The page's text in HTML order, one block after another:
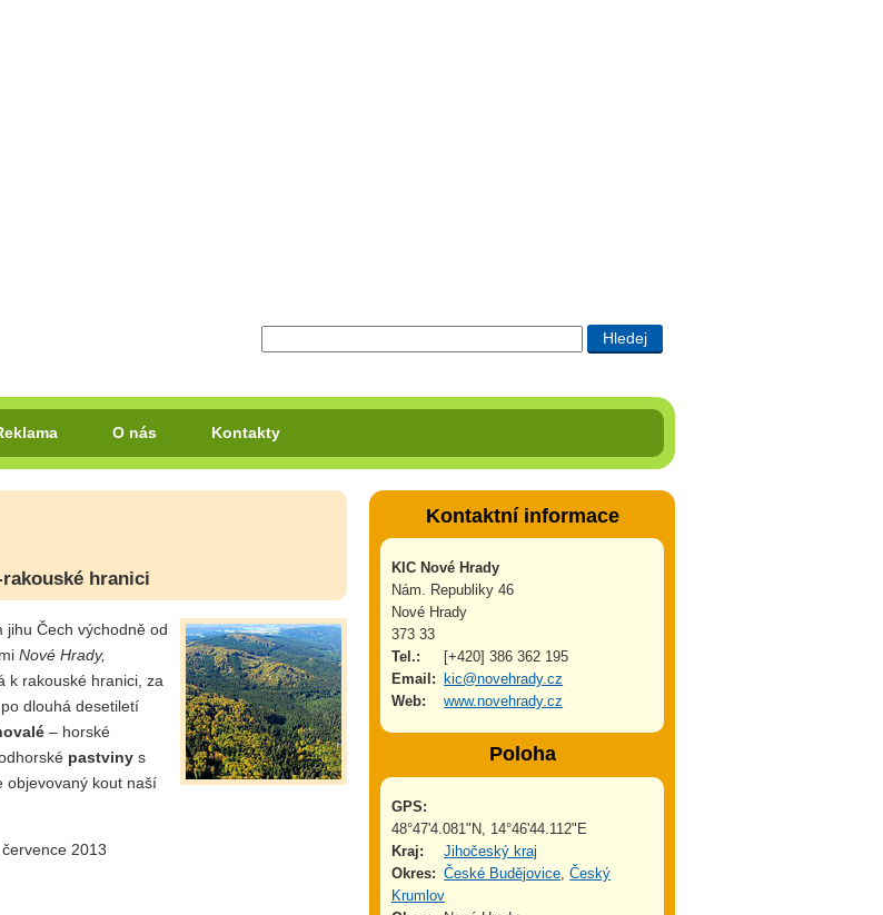
O nás Kontakty
hranici
jihu Čech východně od
Nové Hrady,
k rakouské hranici, za
dlouhá desetiletí
– horské
pastviny s
objevovaný kout naší
2013
Kontaktní informace
KIC Nové Hrady
Nám. Republiky 46
Nové Hrady
373 33
Tel.:
[+420] 386 362 195
Email:
kic@novehrady.cz
Web:
www.novehrady.cz
Poloha
GPS:
48°47'4.081"N, 14°46'44.112"E
Kraj:
Jihočeský kraj
Okres: České Budějovice ,Český
Krumlov